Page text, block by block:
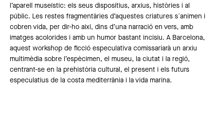
l’aparell museístic: els seus dispositius, arxius, històries i al
públic. Les restes fragmentàries d’aquestes criatures s´animen i
cobren vida, per dir-ho així, dins d’una narració en vers, amb
imatges acolorides i amb un humor bastant incisiu. A Barcelona,
aquest workshop de ficció especulativa comissariarà un arxiu
multimèdia sobre l’espècimen, el museu, la ciutat i la regió,
centrant-se en la prehistòria cultural, el present i els futurs
especulatius de la costa mediterrània i la vida marina.